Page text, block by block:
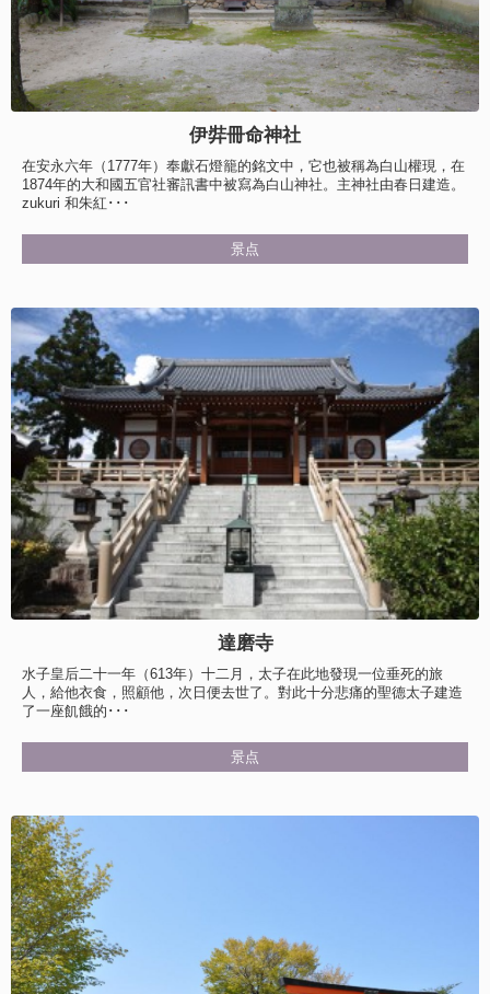
伊弉冊命神社
在安永六年（1777年）奉獻石燈籠的銘文中，它也被稱為白山權現，在
1874年的大和國五官社審訊書中被寫為白山神社。主神社由春日建造。
zukuri 和朱紅･･･
景点
達磨寺
水子皇后二十一年（613年）十二月，太子在此地發現一位垂死的旅
人，給他衣食，照顧他，次日便去世了。對此十分悲痛的聖德太子建造
了一座飢餓的･･･
景点